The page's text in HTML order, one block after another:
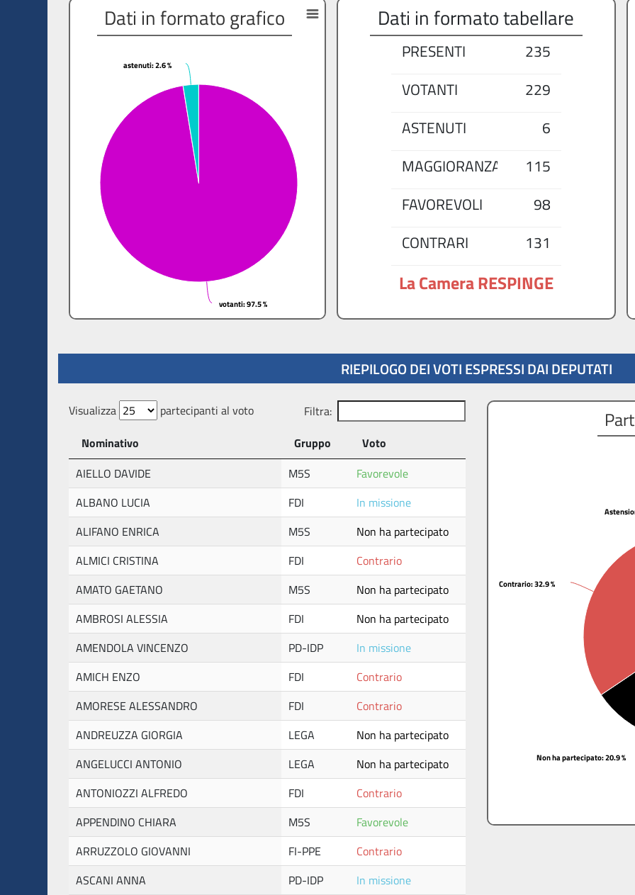
votanti: 97.5 %
votanti: 97.5 %
astenuti: 2.6 %
astenuti: 2.6 %
Dati in formato grafico Dati in formato tabellare
PRESENTI
235
VOTANTI
229
ASTENUTI
6
MAGGIORANZA
115
FAVOREVOLI
98
CONTRARI
131
La Camera RESPINGE
RIEPILOGO DEI VOTI ESPRESSI DAI DEPUTATI
Visualizza partecipanti al voto
Filtra:
Nominativo
Gruppo
Voto
AIELLO DAVIDE
M5S
Favorevole
ALBANO LUCIA
FDI
In missione
ALIFANO ENRICA
M5S
Non ha partecipato
ALMICI CRISTINA
FDI
Contrario
AMATO GAETANO
M5S
Non ha partecipato
AMBROSI ALESSIA
FDI
Non ha partecipato
AMENDOLA VINCENZO
PD-IDP
In missione
AMICH ENZO
FDI
Contrario
AMORESE ALESSANDRO
FDI
Contrario
ANDREUZZA GIORGIA
LEGA
Non ha partecipato
ANGELUCCI ANTONIO
LEGA
Non ha partecipato
ANTONIOZZI ALFREDO
FDI
Contrario
APPENDINO CHIARA
M5S
Favorevole
ARRUZZOLO GIOVANNI
FI-PPE
Contrario
ASCANI ANNA
PD-IDP
In missione
Non ha partecipato: 20.9 %
Non ha partecipato: 20.9 %
Contrario: 32.9 %
Contrario: 32.9 %